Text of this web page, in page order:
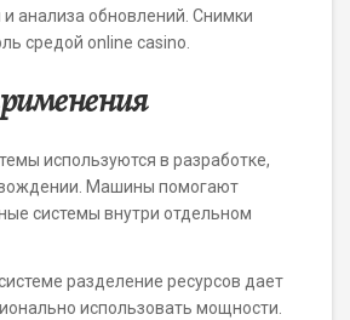
и анализа обновлений. Снимки
средой online casino.
используются в разработке,
Машины помогают
системы внутри отдельном
разделение ресурсов дает
использовать мощности.